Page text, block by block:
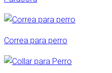
Correa para perro